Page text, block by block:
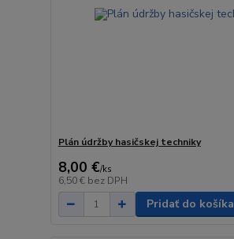
Plán údržby hasičskej techniky
8,00 €/ks
6,50 € bez DPH
Pridať do košíka